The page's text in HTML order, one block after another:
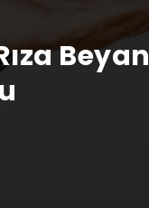
Beyan